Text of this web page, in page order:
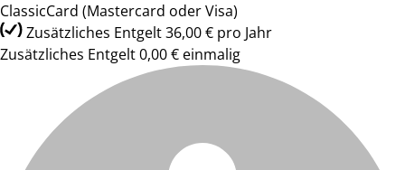
ClassicCard (Mastercard oder Visa)
Zusätzliches Entgelt 36,00 € pro Jahr
Zusätzliches Entgelt 0,00 € einmalig